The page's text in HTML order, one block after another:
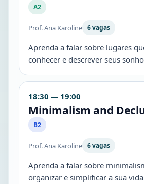
A2
Prof. Ana Karoline 6 vagas
Aprenda a falar sobre lugares
conhecer e descrever seus
18:30 — 19:00
Minimalism and
B2
Prof. Ana Karoline 6 vagas
Aprenda a falar sobre
organizar e simplificar a sua